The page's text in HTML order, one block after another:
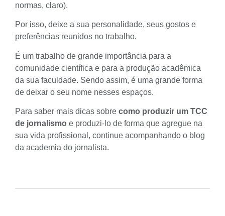
normas, claro).
Por isso, deixe a sua personalidade, seus gostos e
preferências reunidos no trabalho.
É um trabalho de grande importância para a
comunidade científica e para a produção acadêmica
da sua faculdade. Sendo assim, é uma grande forma
de deixar o seu nome nesses espaços.
Para saber mais dicas sobre como produzir um TCC
de jornalismo e produzi-lo de forma que agregue na
sua vida profissional, continue acompanhando o blog
da academia do jornalista.